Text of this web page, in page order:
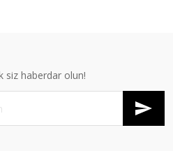
siz haberdar olun!